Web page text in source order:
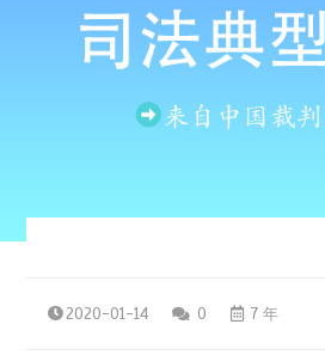
2020-01-14 0 7 年